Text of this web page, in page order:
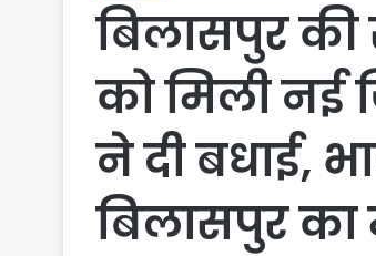
बिलासपुर
को मिली नई
ने दी बधाई,
बिलासपुर का